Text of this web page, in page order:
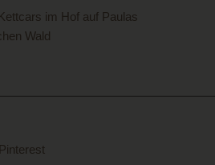
im Hof auf Paulas
Wald